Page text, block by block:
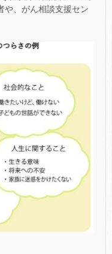
や、がん相談支援セン